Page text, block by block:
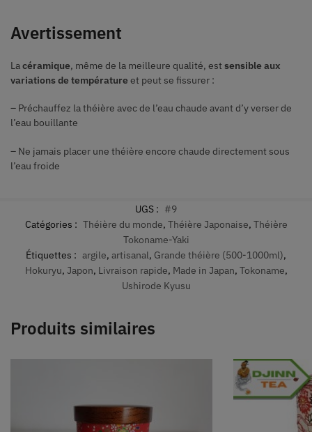
Avertissement
Lacéramique, même de la meilleure qualité, estsensible aux
variations de températureet peut se fissurer :
– Préchauffez la théière avec de l’eau chaude avant d’y verser de
l’eau bouillante
– Ne jamais placer une théière encore chaude directement sous
l’eau froide
UGS : #9
Catégories : Théière du monde, Théière Japonaise, Théière
Tokoname-Yaki
Étiquettes : argile, artisanal, Grande théière (500-1000ml),
Hokuryu, Japon, Livraison rapide, Made in Japan, Tokoname,
Ushirode Kyusu
Produits similaires